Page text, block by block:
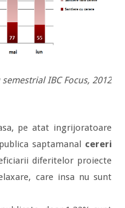
IBC Focus, 2012
pe atat ingrijoratoare
publica saptamanal cereri
diferitelor proiecte
care insa nu sunt